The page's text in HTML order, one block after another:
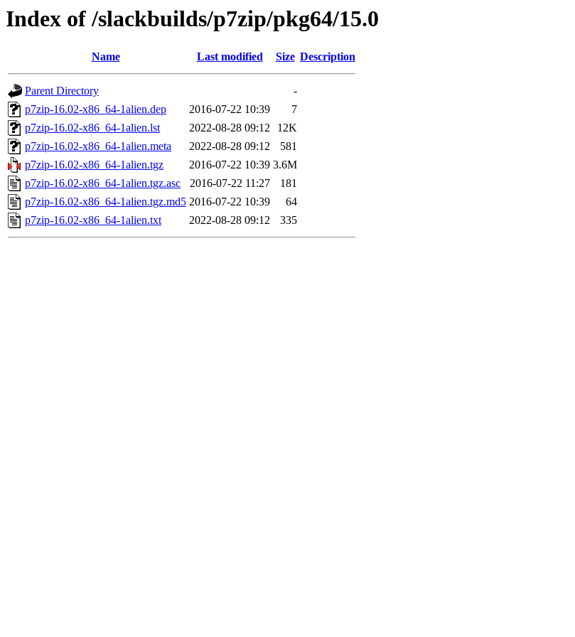
Index of /slackbuilds/p7zip/pkg64/15.0
Name Last modified Size Description
Parent Directory
-
p7zip-16.02-x86_64-1alien.dep
2016-07-22 10:39
7
p7zip-16.02-x86_64-1alien.lst
2022-08-28 09:12
12K
p7zip-16.02-x86_64-1alien.meta
2022-08-28 09:12
581
p7zip-16.02-x86_64-1alien.tgz
2016-07-22 10:39 3.6M
p7zip-16.02-x86_64-1alien.tgz.asc
2016-07-22 11:27
181
p7zip-16.02-x86_64-1alien.tgz.md5 2016-07-22 10:39
64
p7zip-16.02-x86_64-1alien.txt
2022-08-28 09:12 335